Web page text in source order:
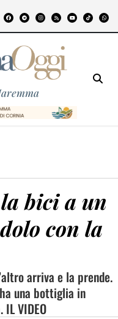
bici a un
con la
arriva e la prende.
una bottiglia in
VIDEO